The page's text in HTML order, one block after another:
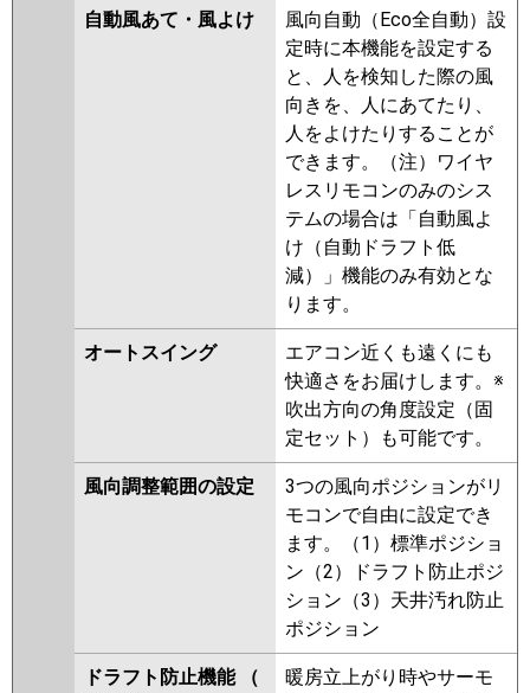
自動風あて・風よけ
風向自動（Eco全自動）設
定時に本機能を設定する
と、人を検知した際の風
向きを、人にあてたり、
人をよけたりすることが
できます。（注）ワイヤ
レスリモコンのみのシス
テムの場合は「自動風よ
け（自動ドラフト低
減）」機能のみ有効とな
ります。
オートスイング
エアコン近くも遠くにも
快適さをお届けします。※
吹出方向の角度設定（固
定セット）も可能です。
風向調整範囲の設定
3つの風向ポジションがリ
モコンで自由に設定でき
ます。（1）標準ポジショ
ン（2）ドラフト防止ポジ
ション（3）天井汚れ防止
ポジション
ドラフト防止機能 （
暖房立上がり時やサーモ